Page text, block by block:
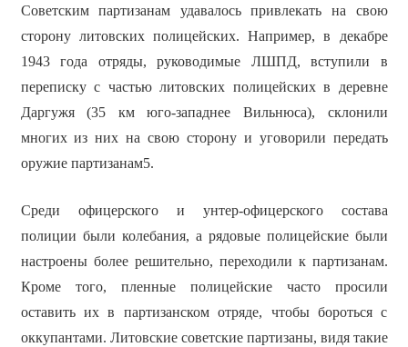
Советским партизанам удавалось привлекать на свою
сторону литовских полицейских. Например, в декабре
1943 года отряды, руководимые ЛШПД, вступили в
переписку с частью литовских полицейских в деревне
Даргужя (35 км юго-западнее Вильнюса), склонили
многих из них на свою сторону и уговорили передать
оружие партизанам5.
Среди офицерского и унтер-офицерского состава
полиции были колебания, а рядовые полицейские были
настроены более решительно, переходили к партизанам.
Кроме того, пленные полицейские часто просили
оставить их в партизанском отряде, чтобы бороться с
оккупантами. Литовские советские партизаны, видя такие